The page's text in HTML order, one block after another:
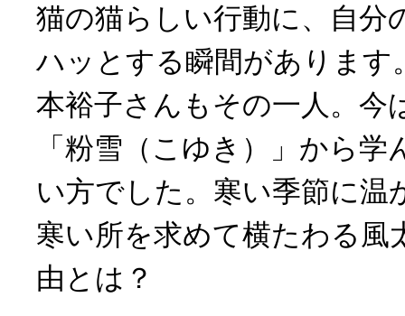
猫の猫らしい行動に、自分
ハッとする瞬間があります
本裕子さんもその一人。今
「粉雪（こゆき）」から
い方でした。寒い季節に温
寒い所を求めて横たわる風
由とは？